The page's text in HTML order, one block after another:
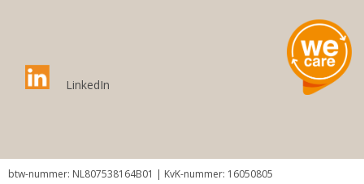
LinkedIn
btw-nummer: NL807538164B01 | KvK-nummer: 16050805